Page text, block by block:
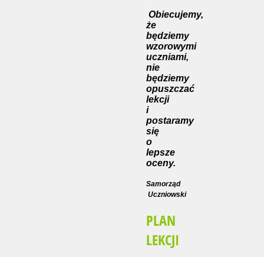
Obiecujemy,
że
będziemy
wzorowymi
uczniami,
nie
będziemy
opuszczać
lekcji
i
postaramy
się
o
lepsze
oceny.
Samorząd
Uczniowski
PLAN
LEKCJI